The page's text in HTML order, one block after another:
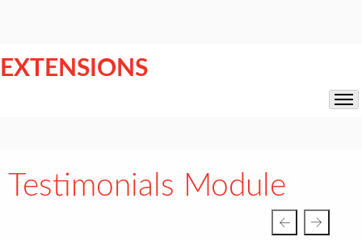
EXTENSIONS
Testimonials Module